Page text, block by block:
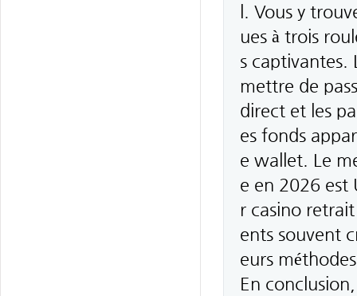
l. Vous y
ues à trois
s captivantes.
mettre de
direct et les
es fonds
e wallet. Le
e en 2026 est
r casino
ents souvent
eurs
En